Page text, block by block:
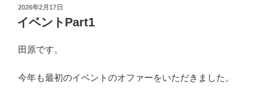
投
日:
2026年2月17日
イベントPart1
田原です。
今年も最初のイベントのオファーをいただきました。